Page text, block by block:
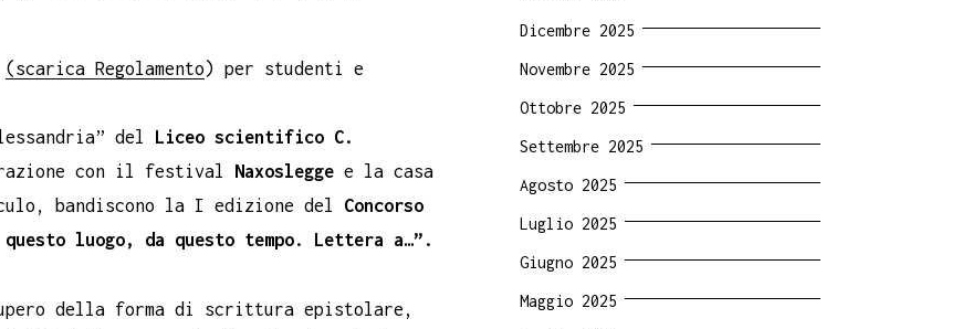
(scarica Regolamento ) per studenti e
del
Liceo scientifico C.
con il festival Naxoslegge e la casa
bandiscono la I edizione del Concorso
questo luogo, da questo tempo. Lettera a…”.
della forma di scrittura epistolare,
Dicembre 2025
Novembre 2025
Ottobre 2025
Settembre 2025
Agosto 2025
Luglio 2025
Giugno 2025
Maggio 2025